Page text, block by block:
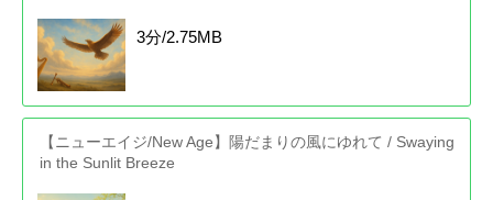
3分/2.75MB
【ニューエイジ/New Age】陽だまりの風にゆれて / Swaying
in the Sunlit Breeze